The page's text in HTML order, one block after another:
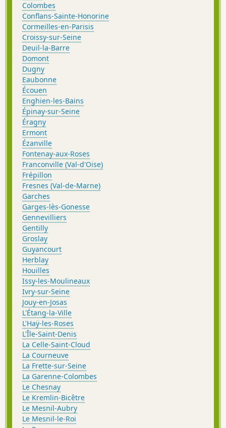
Colombes
Conflans-Sainte-Honorine
Cormeilles-en-Parisis
Croissy-sur-Seine
Deuil-la-Barre
Domont
Dugny
Eaubonne
Écouen
Enghien-les-Bains
Épinay-sur-Seine
Éragny
Ermont
Ézanville
Fontenay-aux-Roses
Franconville (Val-d'Oise)
Frépillon
Fresnes (Val-de-Marne)
Garches
Garges-lès-Gonesse
Gennevilliers
Gentilly
Groslay
Guyancourt
Herblay
Houilles
Issy-les-Moulineaux
Ivry-sur-Seine
Jouy-en-Josas
L'Étang-la-Ville
L'Haÿ-les-Roses
L'Île-Saint-Denis
La Celle-Saint-Cloud
La Courneuve
La Frette-sur-Seine
La Garenne-Colombes
Le Chesnay
Le Kremlin-Bicêtre
Le Mesnil-Aubry
Le Mesnil-le-Roi